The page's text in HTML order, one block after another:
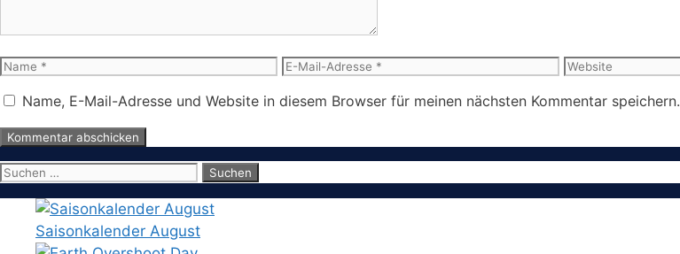
Name
E-
Adresse
Website
Name, E-Mail-Adresse und Website in diesem Browser für meinen nächsten Kommentar speichern.
Suchen
Saisonkalender August